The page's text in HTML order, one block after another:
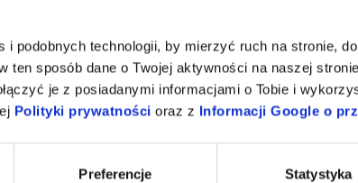
i podobnych technologii, by mierzyć ruch na stronie,
ten sposób dane o Twojej aktywności na naszej
je z posiadanymi informacjami o Tobie i
Polityki prywatności oraz z Informacji Google o
Preferencje Statystyka
Wentylator kanałowy | bardzo cichy | Ø 200mm + Ścierki z
mikrofibry | 5 szt. | niebieskie + Płyn nabłyszczający i
polerujący do stali 1 L